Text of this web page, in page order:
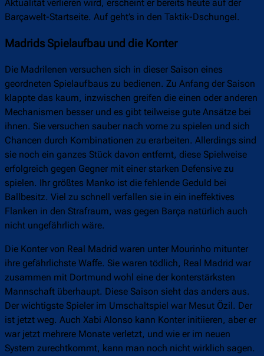
Aktualität verlieren wird, erscheint er bereits heute auf der
Barçawelt-Startseite. Auf geht’s in den Taktik-Dschungel.
Madrids Spielaufbau und die Konter
Die Madrilenen versuchen sich in dieser Saison eines
geordneten Spielaufbaus zu bedienen. Zu Anfang der Saison
klappte das kaum, inzwischen greifen die einen oder anderen
Mechanismen besser und es gibt teilweise gute Ansätze bei
ihnen. Sie versuchen sauber nach vorne zu spielen und sich
Chancen durch Kombinationen zu erarbeiten. Allerdings sind
sie noch ein ganzes Stück davon entfernt, diese Spielweise
erfolgreich gegen Gegner mit einer starken Defensive zu
spielen. Ihr größtes Manko ist die fehlende Geduld bei
Ballbesitz. Viel zu schnell verfallen sie in ein ineffektives
Flanken in den Strafraum, was gegen Barça natürlich auch
nicht ungefährlich wäre.
Die Konter von Real Madrid waren unter Mourinho mitunter
ihre gefährlichste Waffe. Sie waren tödlich, Real Madrid war
zusammen mit Dortmund wohl eine der konterstärksten
Mannschaft überhaupt. Diese Saison sieht das anders aus.
Der wichtigste Spieler im Umschaltspiel war Mesut Özil. Der
ist jetzt weg. Auch Xabi Alonso kann Konter initiieren, aber er
war jetzt mehrere Monate verletzt, und wie er im neuen
System zurechtkommt, kann man noch nicht wirklich sagen.